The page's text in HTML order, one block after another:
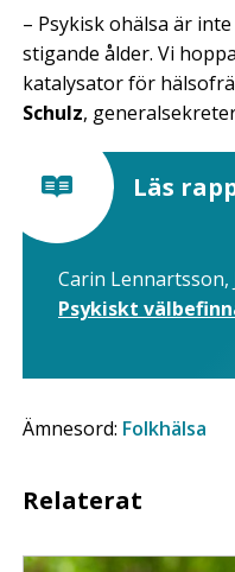
– Psykisk ohälsa är
stigande ålder. Vi
katalysator för
Schulz,
Läs
Carin Lennartsson,
Psykiskt
Ämnesord: Folkhälsa
Relaterat